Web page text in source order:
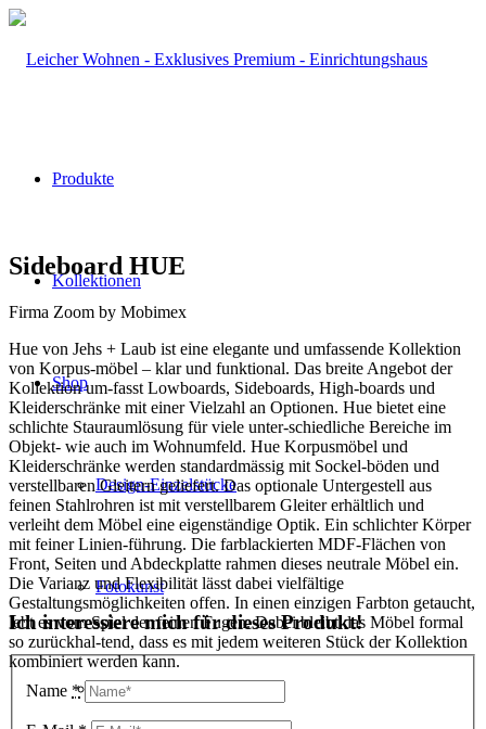
Produkte
Kollektionen
Shop
Design-Einzelstücke
Fotokunst
3D Visualisierungen
Sideboard HUE
Firma Zoom by Mobimex
Hue von Jehs + Laub ist eine elegante und umfassende Kollektion
von Korpus-möbel – klar und funktional. Das breite Angebot der
Kollektion um-fasst Lowboards, Sideboards, High-boards und
Kleiderschränke mit einer Vielzahl an Optionen. Hue bietet eine
schlichte Stauraumlösung für viele unter-schiedliche Bereiche im
Objekt- wie auch im Wohnumfeld. Hue Korpusmöbel und
Kleiderschränke werden standardmässig mit Sockel-böden und
verstellbaren Gleitern geliefert. Das optionale Untergestell aus
feinen Stahlrohren ist mit verstellbarem Gleiter erhältlich und
verleiht dem Möbel eine eigenständige Optik. Ein schlichter Körper
mit feiner Linien-führung. Die farblackierten MDF-Flächen von
Front, Seiten und Abdeckplatte rahmen dieses neutrale Möbel ein.
Die Varianz und Flexibilität lässt dabei vielfältige
Gestaltungsmöglichkeiten offen. In einen einzigen Farbton getaucht,
lebt es vom Spiel der feinen Fugen. Dabei bleibt das Möbel formal
so zurückhal-tend, dass es mit jedem weiteren Stück der Kollektion
kombiniert werden kann.
Ich interessiere mich für dieses Produkt!
Name *